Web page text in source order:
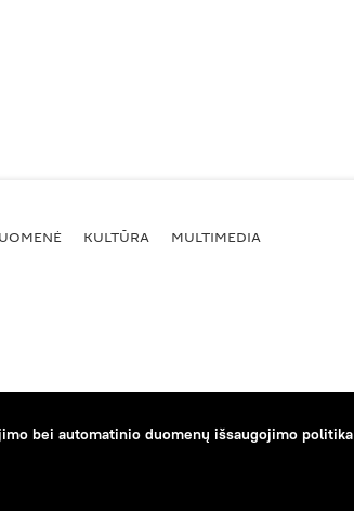
KULTŪRA MULTIMEDIA
bei automatinio duomenų išsaugojimo politika